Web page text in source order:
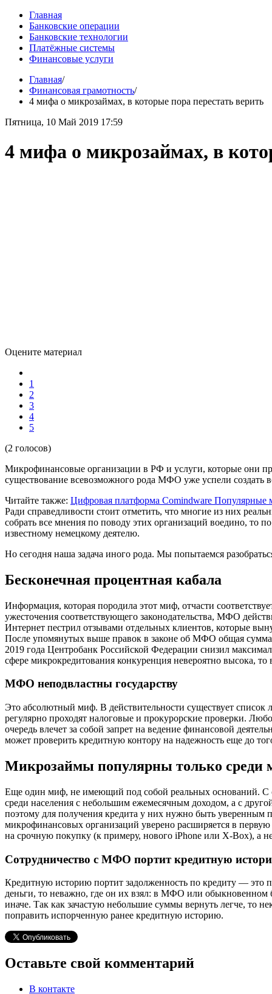
Главная
Банковские операции
Банковские технологии
Платёжные системы
Финансовые услуги
Главная/
Финансовая грамотность/
4 мифа о микрозаймах, в которые пора перестать верить
Пятница, 10 Май 2019 17:59
4 мифа о микрозаймах, в
Оцените материал
1
2
3
4
5
(2 голосов)
Микрофинансовые организации в РФ и услуги, которые они
существование всевозможного рода МФО уже успели создать
Читайте также: Цифровая платформа Comindware Популярные
Ради справедливости стоит отметить, что многие из них
собрать все мнения по поводу этих организаций воедино, то
известному немецкому деятелю.
Но сегодня наша задача иного рода. Мы попытаемся
Бесконечная процентная кабала
Информация, которая породила этот миф, отчасти
ужесточения соответствующего законодательства, МФО
Интернет пестрил отзывами отдельных клиентов, которые
После упомянутых выше правок в законе об МФО общая
2019 года Центробанк Российской Федерации снизил
сфере микрокредитования конкуренция невероятно высока,
МФО неподвластны государству
Это абсолютный миф. В действительности существует список
регулярно проходят налоговые и прокурорские проверки.
очередь влечет за собой запрет на ведение финансовой
может проверить кредитную контору на надежность еще до
Микрозаймы популярны только среди
Еще один миф, не имеющий под собой реальных оснований. С
среди населения с небольшим ежемесячным доходом, а с
поэтому для получения кредита у них нужно быть уверенным
микрофинансовых организаций уверено расширяется в
на срочную покупку (к примеру, нового iPhone или X-Box), а
Сотрудничество с МФО портит кредитную
Кредитную историю портит задолженность по кредиту — это
деньги, то неважно, где он их взял: в МФО или обыкновенном
иначе. Так как зачастую небольшие суммы вернуть легче, то
поправить испорченную ранее кредитную историю.
Оставьте свой комментарий
В контакте